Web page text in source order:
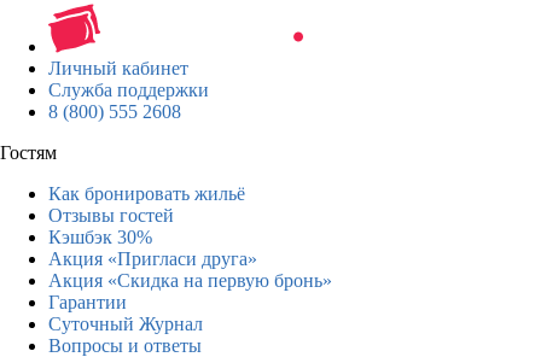
Личный кабинет
Служба поддержки
8 (800) 555 2608
Гостям
Как бронировать жильё
Отзывы гостей
Кэшбэк 30%
Акция «Пригласи друга»
Акция «Скидка на первую бронь»
Гарантии
Суточный Журнал
Вопросы и ответы